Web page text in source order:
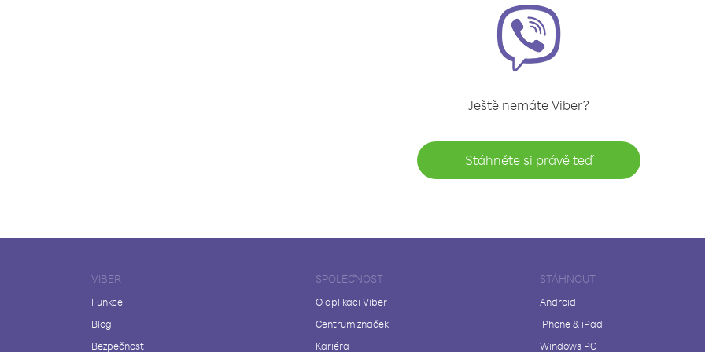
Ještě nemáte Viber?
Stáhněte si právě teď
VIBER
Funkce
Blog
Bezpečnost
SPOLEČNOST
O aplikaci Viber
Centrum značek
Kariéra
STÁHNOUT
Android
iPhone & iPad
Windows PC